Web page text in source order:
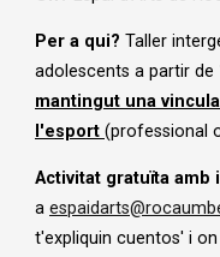
Per a qui? Taller
adolescents a partir de
mantingut una
l'esport (professional
Activitat gratuïta amb
a
t'expliquin cuentos' i